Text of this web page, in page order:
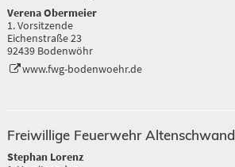
Verena Obermeier
1. Vorsitzende
Eichenstraße 23
92439 Bodenwöhr
www.fwg-bodenwoehr.de
Freiwillige Feuerwehr Altenschwand
Stephan Lorenz